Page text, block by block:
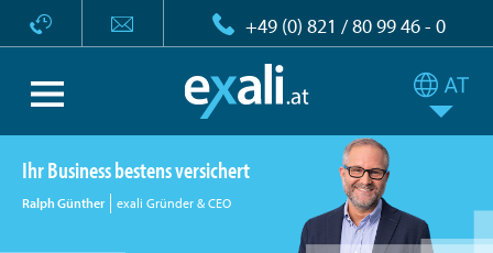
+49 (0) 821 / 80 99 46 - 0
Ihr Business bestens versichert
Ralph Günther exali Gründer & CEO